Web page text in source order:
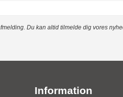
Du kan altid tilmelde dig vores
Information